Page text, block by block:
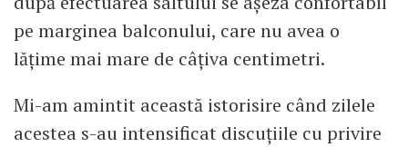
pe marginea balconului, care nu avea o
lățime mai mare de câțiva centimetri.
Mi-am amintit această istorisire când zilele
acestea s-au intensificat discuțiile cu privire